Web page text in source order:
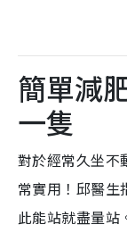
簡單減
一隻
對於經常久坐不
常實用！邱醫生
此能站就盡量